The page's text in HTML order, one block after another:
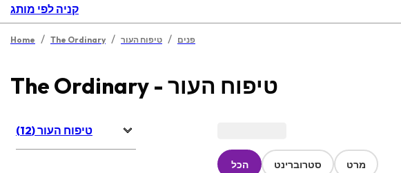
קניה לפי מותג
Home / The Ordinary / טיפוח העור / פנים
The Ordinary - טיפוח העור
טיפוח העור (12)
הכל סטרוברינט מרט